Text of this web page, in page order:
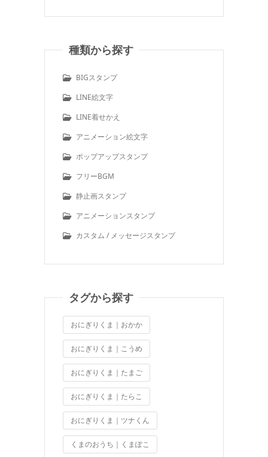
種類から探す
BIGスタンプ
LINE絵文字
LINE着せかえ
アニメーション絵文字
ポップアップスタンプ
フリーBGM
静止画スタンプ
アニメーションスタンプ
カスタム / メッセージスタンプ
タグから探す
おにぎりくま｜おかか
おにぎりくま｜こうめ
おにぎりくま｜たまご
おにぎりくま｜たらこ
おにぎりくま｜ツナくん
くまのおうち｜くまぽこ